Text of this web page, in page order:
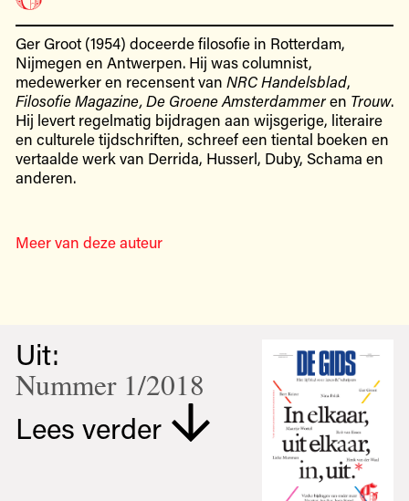
Ger Groot (1954) doceerde filosofie in Rotterdam,
Nijmegen en Antwerpen. Hij was columnist,
medewerker en recensent van NRC Handelsblad,
Filosofie Magazine, De Groene Amsterdammeren Trouw.
Hij levert regelmatig bijdragen aan wijsgerige, literaire
en culturele tijdschriften, schreef een tiental boeken en
vertaalde werk van Derrida, Husserl, Duby, Schama en
anderen.
Meer van deze auteur
Uit:
Nummer 1/2018
Lees verder